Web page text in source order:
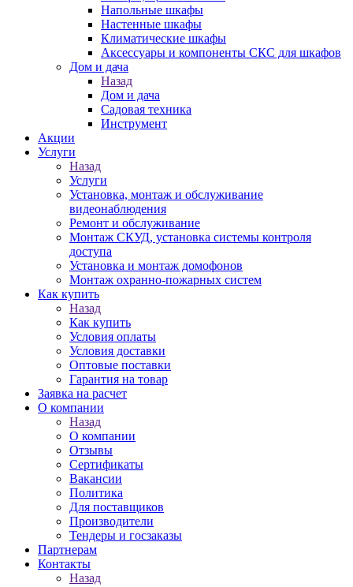
Напольные шкафы
Настенные шкафы
Климатические шкафы
Аксессуары и компоненты СКС для шкафов
Дом и дача
Назад
Дом и дача
Садовая техника
Инструмент
Акции
Услуги
Назад
Услуги
Установка, монтаж и обслуживание
видеонаблюдения
Ремонт и обслуживание
Монтаж СКУД, установка системы контроля
доступа
Установка и монтаж домофонов
Монтаж охранно-пожарных систем
Как купить
Назад
Как купить
Условия оплаты
Условия доставки
Оптовые поставки
Гарантия на товар
Заявка на расчет
О компании
Назад
О компании
Отзывы
Сертификаты
Вакансии
Политика
Для поставщиков
Производители
Тендеры и госзаказы
Партнерам
Контакты
Назад